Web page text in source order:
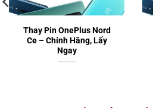
Thay Pin OnePlus Nord
Ce – Chính Hãng, Lấy
Ngay